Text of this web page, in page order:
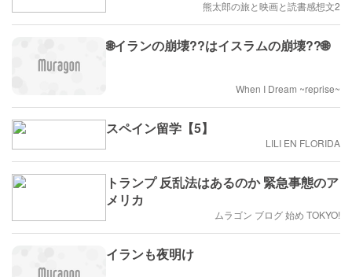
熊太郎の旅と映画と読書感想文2
🌐イランの崩壊??はイスラムの崩壊??🌐
When I Dream ~reprise~
スペイン留学【5】
LILI EN FLORIDA
トランプ 反乱法はあるのか 緊急事態のア
メリカ
ムラゴン ブログ 始め TOKYO!
イランも夜明け